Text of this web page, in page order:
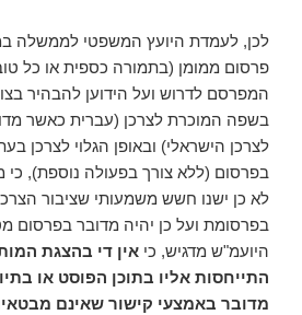
לכן, לעמדת היועץ המשפטי לממשלה
פרסום ממומן (בתמורה כספית או כל
המפרסם לדרוש ועל הידוען להבהיר
בשפה המוכרת לצרכן (עברית כאשר
לצרכן הישראלי) ובאופן הגלוי לצרכן
בפרסום (ללא צורך בפעולה נוספת),
לא כן ישנו חשש משמעותי שציבור
בפרסומת ועל כן יהיה מדובר בפרסום
היועמ"ש מדגיש, כי אין די בהצגת
התייחסות אליו בתוכן הפוסט או
מדובר באמצעי קישור שאינם